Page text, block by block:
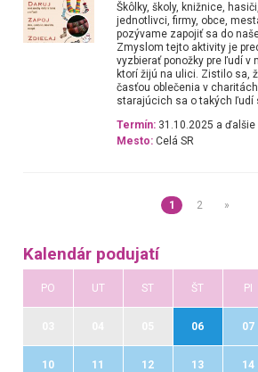
Škôlky, školy, knižnice,
jednotlivci, firmy, obce,
pozývame zapojiť sa do
Zmyslom tejto aktivity je
vyzbierať ponožky pre ľudí v
ktorí žijú na ulici. Zistilo sa,
časťou oblečenia v
starajúcich sa o takých ľudí
Termín: 31.10.2025 a ďalšie
Mesto: Celá SR
1 2 »
Kalendár podujatí
PO UT ST ŠT PI
06 07
10 11 12 13 14